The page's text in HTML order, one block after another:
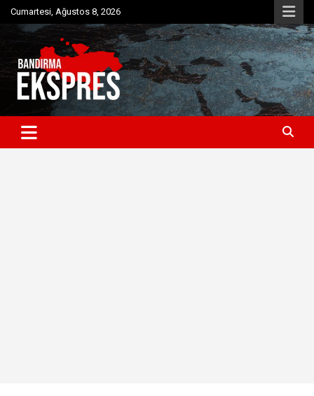
Skip
to
content
Cumartesi, Ağustos 8, 2026
Bandırma Ekspres
Bandırma'dan güncel haberler